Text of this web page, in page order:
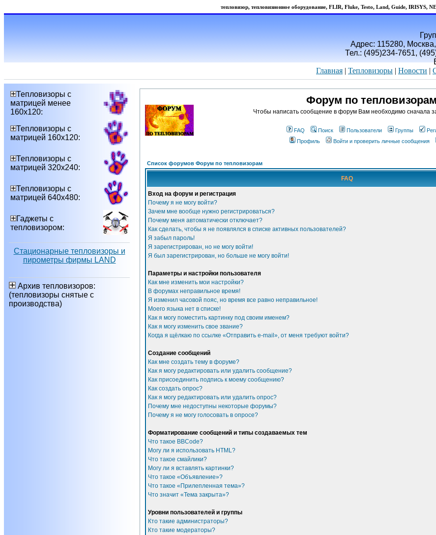
тепловизор, тепловизионное оборудование, FLIR, Fluke, Testo, Land, Guide, IRISYS,
Адрес: 115280,
Тел.: (495)234-7651,
Главная | Тепловизоры | Новости |
Тепловизоры с
матрицей менее
160х120:
Тепловизоры с
матрицей 160х120:
Тепловизоры с
матрицей 320х240:
Тепловизоры с
матрицей 640х480:
Гаджеты с
тепловизором:
Стационарные тепловизоры и
пирометры фирмы LAND
Архив тепловизоров:
(тепловизоры снятые с
производства)
Форум по тепловизорам
Чтобы написать сообщение в форум Вам необходимо сначала
FAQ Поиск Пользователи Группы
Профиль
Войти и проверить личные сообщения
Список форумов Форум по тепловизорам
FAQ
Вход на форум и регистрация
Почему я не могу войти?
Зачем мне вообще нужно регистрироваться?
Почему меня автоматически отключает?
Как сделать, чтобы я не появлялся в списке активных пользователей?
Я забыл пароль!
Я зарегистрирован, но не могу войти!
Я был зарегистрирован, но больше не могу войти!
Параметры и настройки пользователя
Как мне изменить мои настройки?
В форумах неправильное время!
Я изменил часовой пояс, но время все равно неправильное!
Моего языка нет в списке!
Как я могу поместить картинку под своим именем?
Как я могу изменить свое звание?
Когда я щёлкаю по ссылке «Отправить e-mail», от меня требуют войти?
Создание сообщений
Как мне создать тему в форуме?
Как я могу редактировать или удалить сообщение?
Как присоединить подпись к моему сообщению?
Как создать опрос?
Как я могу редактировать или удалить опрос?
Почему мне недоступны некоторые форумы?
Почему я не могу голосовать в опросе?
Форматирование сообщений и типы создаваемых тем
Что такое BBCode?
Могу ли я использовать HTML?
Что такое смайлики?
Могу ли я вставлять картинки?
Что такое «Объявление»?
Что такое «Прилепленная тема»?
Что значит «Тема закрыта»?
Уровни пользователей и группы
Кто такие администраторы?
Кто такие модераторы?